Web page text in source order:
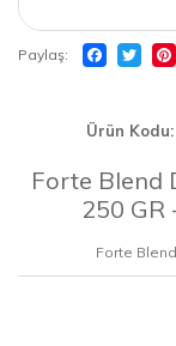
Paylaş
Ürün Kodu
Forte Blend
250 GR
Forte